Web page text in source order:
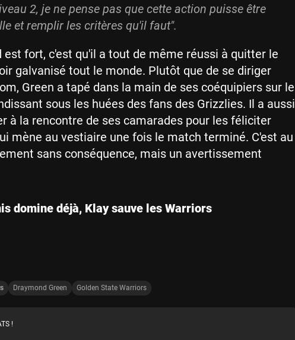
2, je ne pense pas que cette action puisse être
et remplir les critères qu'il faut".
est fort, c'est qu'il a tout de même réussi à quitter le
galvanisé tout le monde. Plutôt que de se diriger
Green a tapé dans la main de ses coéquipiers sur le
sous les huées des fans des Grizzlies. Il a aussi
à la rencontre de ses camarades pour les féliciter
mène au vestiaire une fois le match terminé. C'est au
sans conséquence, mais un avertissement
domine déjà, Klay sauve les Warriors
Draymond Green Golden State Warriors
!